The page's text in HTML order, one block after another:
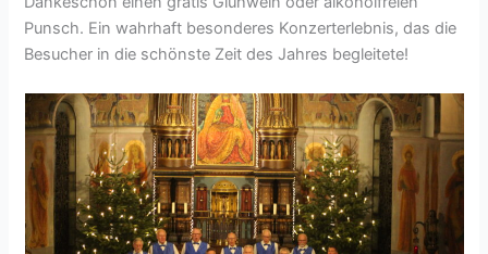
Punsch. Ein wahrhaft besonderes Konzerterlebnis, das die
Besucher in die schönste Zeit des Jahres begleitete!